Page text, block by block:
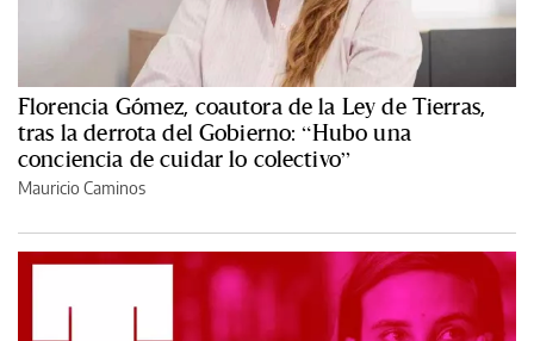
Florencia Gómez, coautora de la Ley de Tierras,
tras la derrota del Gobierno: “Hubo una
conciencia de cuidar lo colectivo”
Mauricio Caminos